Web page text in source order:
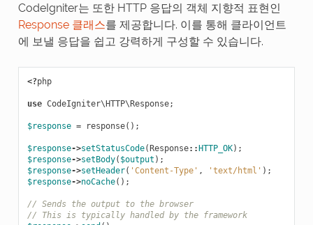
CodeIgniter는 또한 HTTP 응답의 객체 지향적 표현인
Response 클래스를 제공합니다. 이를 통해 클라이언트
에 보낼 응답을 쉽고 강력하게 구성할 수 있습니다.
<?php
use CodeIgniter\HTTP\Response;
$response = response();
$response->setStatusCode(Response::HTTP_OK);
$response->setBody( $output );
$response->setHeader( 'Content-Type' , 'text/html' );
$response->noCache();
// Sends the output to the browser
// This is typically handled by the framework